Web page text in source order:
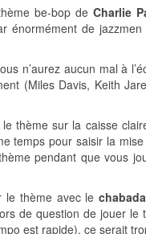
be-bop de Charlie
énormément de
n’aurez aucun mal à
(Miles Davis, Keith
thème sur la caisse
temps pour saisir la
pendant que vous
le thème avec lechabada
de question de jouer le
est rapide), ce serait